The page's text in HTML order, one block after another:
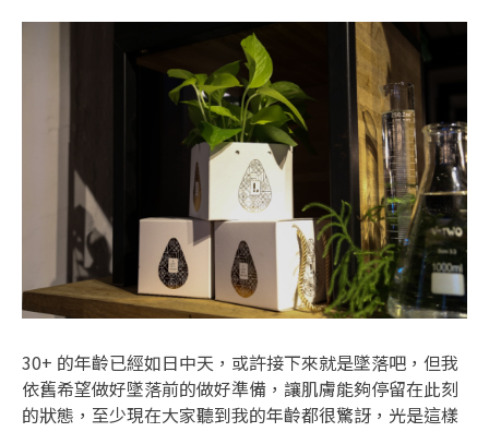
30+ 的年齡已經如日中天，或許接下來就是墜落吧，但我
依舊希望做好墜落前的做好準備，讓肌膚能夠停留在此刻
的狀態，至少現在大家聽到我的年齡都很驚訝，光是這樣